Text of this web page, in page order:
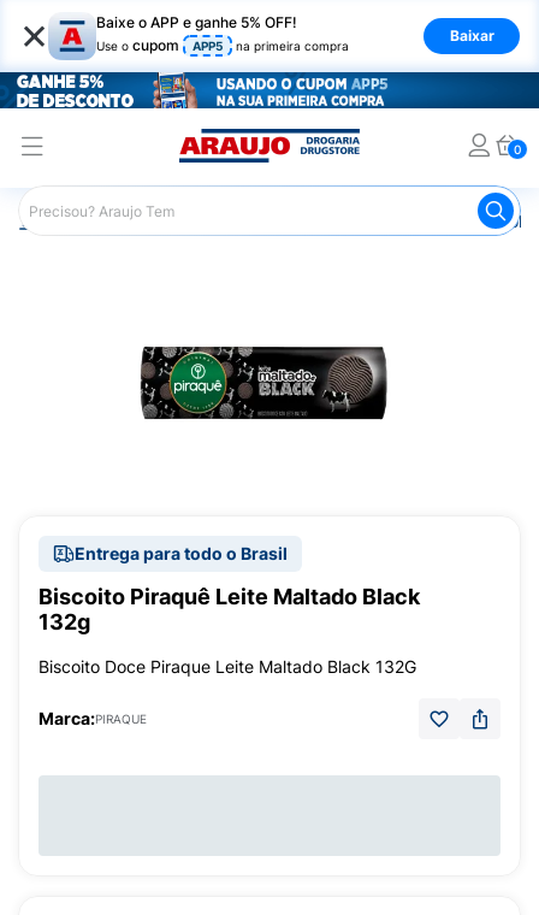
× Baixe o APP e ganhe 5% OFF!
Use o cupom APP5 na primeira compra
Baixar
0
Araujo Mercado Biscoito e
Entrega para todo o Brasil
Biscoito Piraquê Leite Maltado Black
132g
Biscoito Doce Piraque Leite Maltado Black 132G
Marca:PIRAQUE